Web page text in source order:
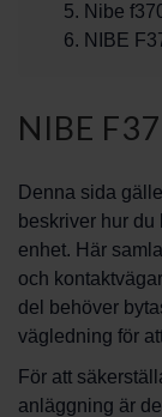
Nibe
NIBE
NIBE
Denna sida
beskriver hur
enhet. Här
och
del behöver
vägledning för
För att
anläggning är